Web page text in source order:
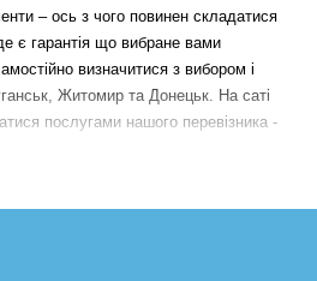
– ось з чого повинен складатися
є гарантія що вибране вами
визначитися з вибором і
Житомир та Донецьк. На саті
послугами нашого перевізника -